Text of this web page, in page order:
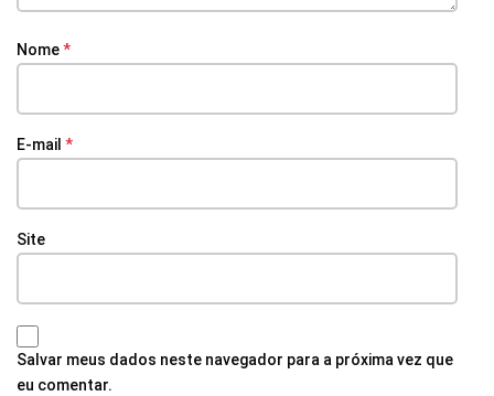
Nome*
E-mail *
Site
Salvar meus dados neste navegador para a próxima vez que
eu comentar.